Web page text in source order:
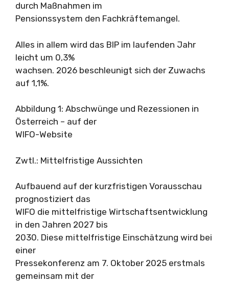
durch Maßnahmen im
Pensionssystem den Fachkräftemangel.
Alles in allem wird das BIP im laufenden Jahr
leicht um 0,3%
wachsen. 2026 beschleunigt sich der Zuwachs
auf 1,1%.
Abbildung 1: Abschwünge und Rezessionen in
Österreich – auf der
WIFO-Website
Zwtl.: Mittelfristige Aussichten
Aufbauend auf der kurzfristigen Vorausschau
prognostiziert das
WIFO die mittelfristige Wirtschaftsentwicklung
in den Jahren 2027 bis
2030. Diese mittelfristige Einschätzung wird bei
einer
Pressekonferenz am 7. Oktober 2025 erstmals
gemeinsam mit der